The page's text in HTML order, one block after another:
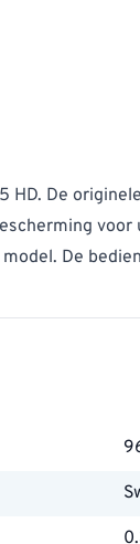
HD. De
voor
De